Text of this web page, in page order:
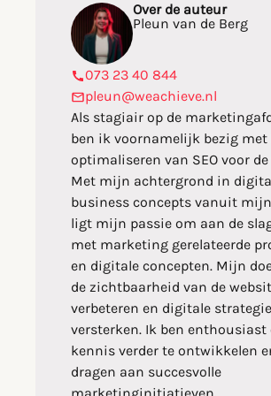
Over de auteur
Pleun van de Berg
073 23 40 844
pleun@weachieve.nl
Als stagiair op de
ben ik voornamelijk bezig met
optimaliseren van SEO voor
Met mijn achtergrond in
business concepts vanuit
ligt mijn passie om aan de
met marketing gerelateerde
en digitale concepten. Mijn
de zichtbaarheid van de
verbeteren en digitale
versterken. Ik ben
kennis verder te ontwikkelen
dragen aan succesvolle